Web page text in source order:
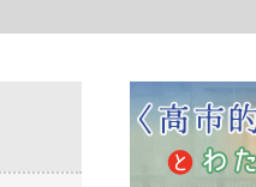
本計画の閣議決定への抗議文 ◆女性